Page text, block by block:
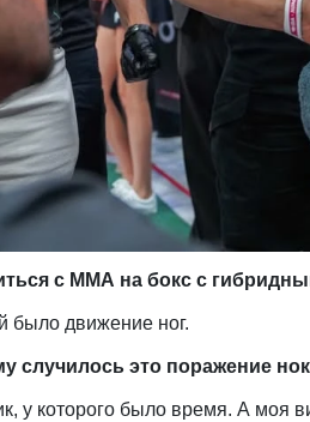
с ММА на бокс с
было движение ног.
случилось это поражение
у которого было время. А моя